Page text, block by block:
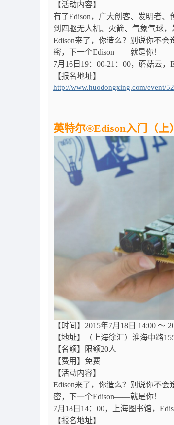
【活动内容】
有了Edison，广大创客、发明者
到四驱无人机、火箭、气象气球
Edison来了，你造么？别说你不
密，下一个Edison——就是你！
7月16日19：00-21：00，蘑菇云
【报名地址】
http://www.huodongxing.com/event/
英特尔®Edison入门（
【时间】2015年7月18日 14:00 ～
【地址】（上海徐汇）淮海中路
【名额】限额20人
【费用】免费
【活动内容】
Edison来了，你造么？别说你不
密，下一个Edison——就是你！
7月18日14：00，上海图书馆，
【报名地址】